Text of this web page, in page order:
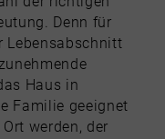
Denn für
Lebensabschnitt
Haus in
Familie geeignet
werden, der